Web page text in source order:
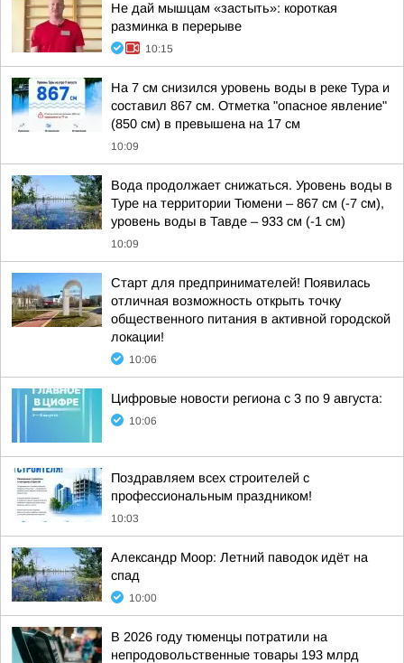
Не дай мышцам «застыть»: короткая
разминка в перерыве
10:15
На 7 см снизился уровень воды в реке Тура и
составил 867 см. Отметка "опасное явление"
(850 см) в превышена на 17 см
10:09
Вода продолжает снижаться. Уровень воды в
Туре на территории Тюмени – 867 см (-7 см),
уровень воды в Тавде – 933 см (-1 см)
10:09
Старт для предпринимателей! Появилась
отличная возможность открыть точку
общественного питания в активной городской
локации!
10:06
Цифровые новости региона с 3 по 9 августа:
10:06
Поздравляем всех строителей с
профессиональным праздником!
10:03
Александр Моор: Летний паводок идёт на
спад
10:00
В 2026 году тюменцы потратили на
непродовольственные товары 193 млрд